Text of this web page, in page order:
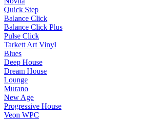
Quick Step
Balance Click
Balance Click Plus
Pulse Click
Tarkett Art Vinyl
Blues
Deep House
Dream House
Lounge
Murano
New Age
Progressive House
Veon WPC